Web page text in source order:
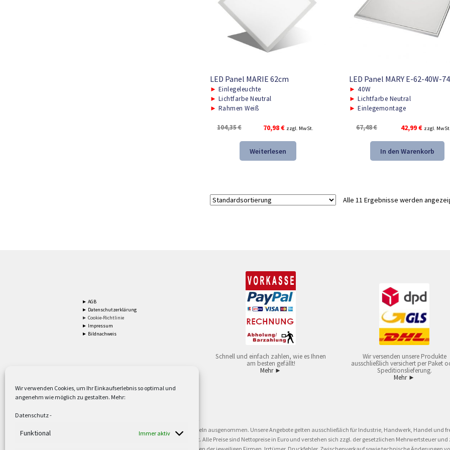
Wir verwenden Cookies, um Ihr Einkaufserlebnis so optimal und
angenehm wie möglich zu gestalten. Mehr:
Datenschutz-
Funktional Immer aktiv
LED Panel MARIE 62cm
► Einlegeleuchte
► Lichtfarbe Neutral
► Rahmen Weiß
104,35€
Ursprünglicher
war:
104,35 €
70,98€Aktueller
ist:
70,98 €.
zzgl. MwSt.
Weiterlesen
LED Panel MARY E-62-40W-
► 40W
► Lichtfarbe Neutral
► Einlegemontage
67,48€
Ursprünglicher
war:
67,48 €
42,99€Aktueller
ist:
42,99 €.
zzgl. MwSt.
In den Warenkorb
Alle 11 Ergebnisse werden
► AGB
► Datenschutzerklärung
► Cookie-Richtlinie
► Impressum
► Bildnachweis
Schnell und einfach zahlen, wie es Ihnen
am besten gefällt!
Mehr ►
Wir versenden unsere Produkte
ausschließlich versichert per Paket
Speditionslieferung.
Mehr ►
Versandkostenfrei ab 59,90 € Nettowarenwert. Inseln ausgenommen. Unsere Angebote gelten ausschließlich für Industrie, Handwerk, Handel und
oder gewerblichen Tätigkeit. Kein Verkauf an privat. Alle Preise sind Nettopreise in Euro und verstehen sich zzgl. der gesetzlichen Mehrwertsteuer